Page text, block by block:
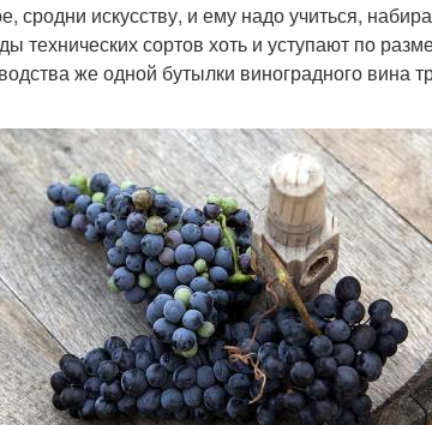
сродни искусству, и ему надо учиться,
технических сортов хоть и уступают по
же одной бутылки виноградного вина